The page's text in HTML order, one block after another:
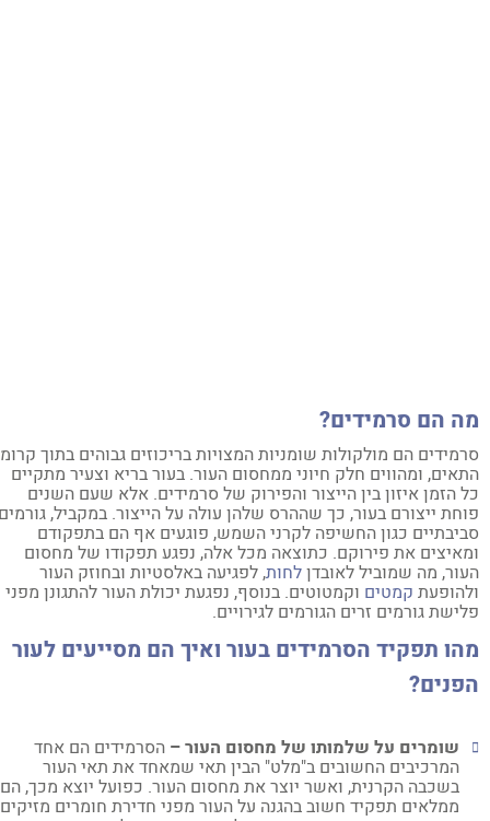
הם סרמידים?
הם מולקולות שומניות המצויות בריכוזים גבוהים בתוך קרומי
ומהווים חלק חיוני ממחסום העור. בעור בריא וצעיר מתקיים
הזמן איזון בין הייצור והפירוק של סרמידים. אלא שעם השנים
ייצורם בעור, כך שההרס שלהן עולה על הייצור. במקביל, גורמים
כגון החשיפה לקרני השמש, פוגעים אף הם בתפקודם
את פירוקם. כתוצאה מכל אלה, נפגע תפקודו של מחסום
מה שמוביל לאובדןלחות, לפגיעה באלסטיות ובחוזק העור
קמטיםוקמטוטים. בנוסף, נפגעת יכולת העור להתגונן מפני
גורמים זרים הגורמים לגירויים.
תפקיד הסרמידים בעור ואיך הם מסייעים לעור
שומרים על שלמותו של מחסום העור –הסרמידים הם אחד
המרכיבים החשובים ב"מלט" הבין תאי שמאחד את תאי העור
בשכבה הקרנית, ואשר יוצר את מחסום העור. כפועל יוצא מכך, הם
ממלאים תפקיד חשוב בהגנה על העור מפני חדירת חומרים מזיקים,